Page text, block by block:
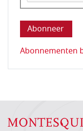
Deze vraag is
Abonnementen